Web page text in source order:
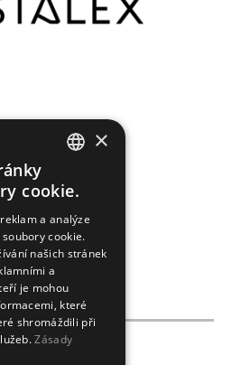
prosím
údajů
CZ, s.r.o.
×
cookie.
a analýze
cookie.
našich stránek
a
je mohou
které
shromáždili při
Zásady